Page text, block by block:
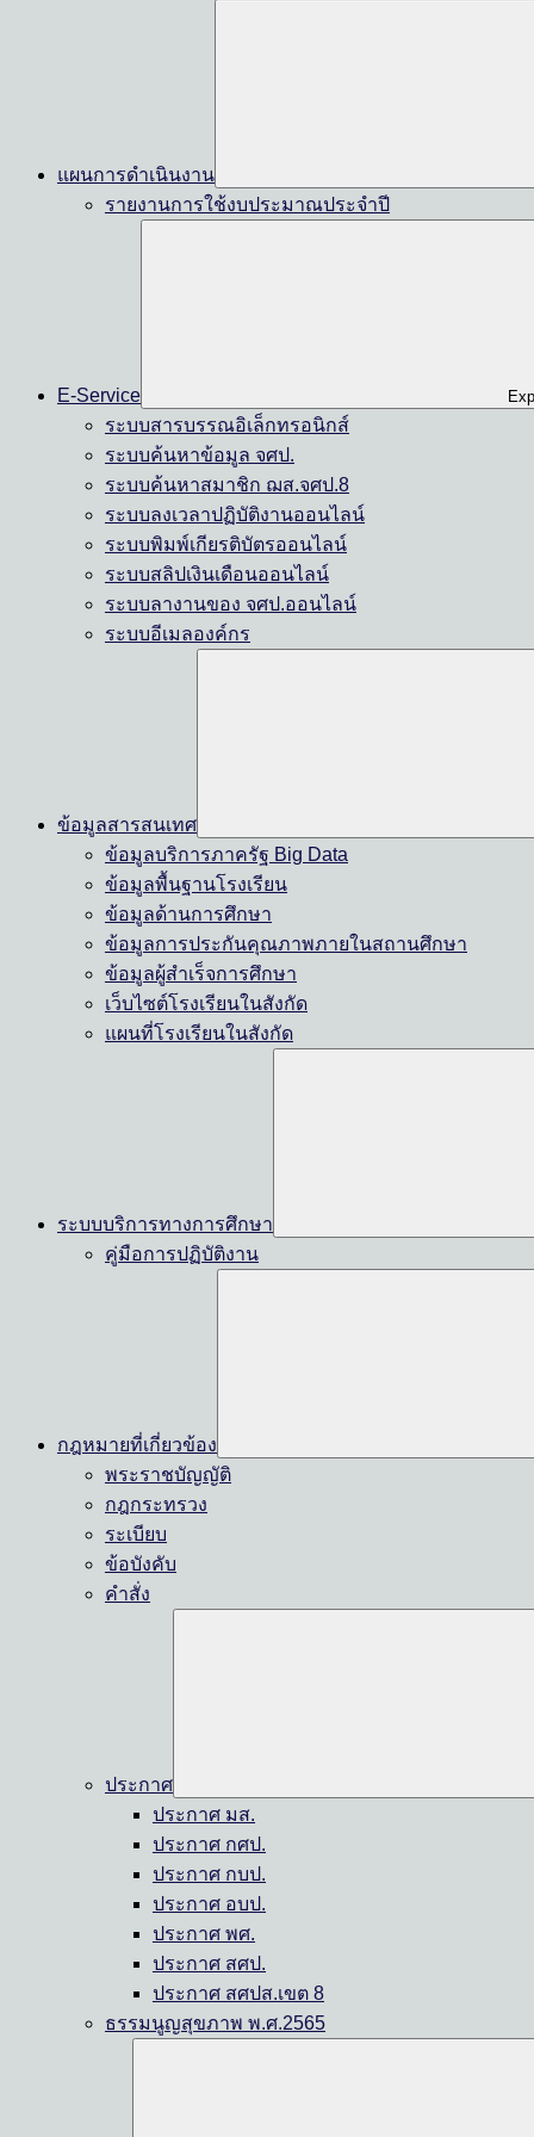
แผนการดำเนินงาน
รายงานการใช้งบประมาณประจำปี
E-Service
ระบบสารบรรณอิเล็กทรอนิกส์
ระบบค้นหาข้อมูล จศป.
ระบบค้นหาสมาชิก ฌส.จศป.8
ระบบลงเวลาปฏิบัติงานออนไลน์
ระบบพิมพ์เกียรติบัตรออนไลน์
ระบบสลิปเงินเดือนออนไลน์
ระบบลางานของ จศป.ออนไลน์
ระบบอีเมลองค์กร
ข้อมูลสารสนเทศ
ข้อมูลบริการภาครัฐ Big Data
ข้อมูลพื้นฐานโรงเรียน
ข้อมูลด้านการศึกษา
ข้อมูลการประกันคุณภาพภายในสถานศึกษา
ข้อมูลผู้สำเร็จการศึกษา
เว็บไซต์โรงเรียนในสังกัด
แผนที่โรงเรียนในสังกัด
ระบบบริการทางการศึกษา
คู่มือการปฏิบัติงาน
กฎหมายที่เกี่ยวข้อง
พระราชบัญญัติ
กฎกระทรวง
ระเบียบ
ข้อบังคับ
คำสั่ง
ประกาศ
ประกาศ มส.
ประกาศ กศป.
ประกาศ กบป.
ประกาศ อบป.
ประกาศ พศ.
ประกาศ สศป.
ประกาศ สศปส.เขต 8
ธรรมนูญสุขภาพ พ.ศ.2565